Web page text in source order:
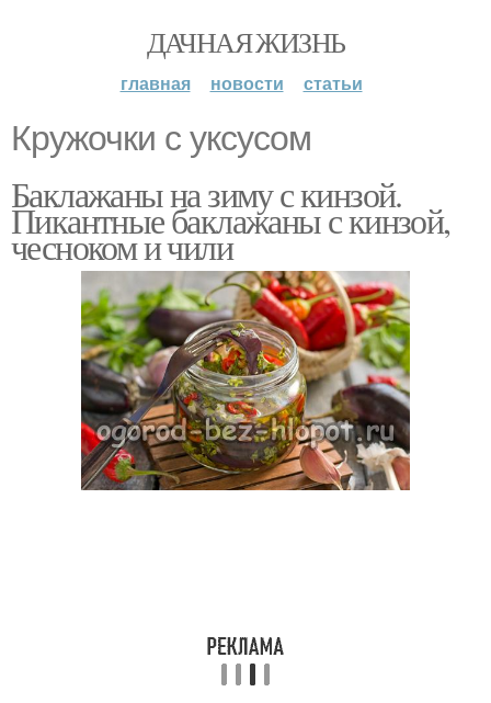
ДАЧНАЯ ЖИЗНЬ
главная новости статьи
Кружочки с уксусом
Баклажаны на зиму с кинзой.
Пикантные баклажаны с кинзой,
чесноком и чили